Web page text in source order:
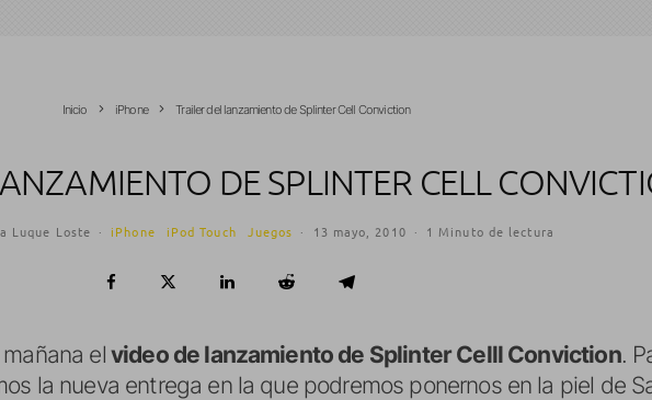
Inicio iPhone Trailer del lanzamiento de Splinter Cell Conviction
DE SPLINTER CELL
Luque Loste · iPhone iPod Touch Juegos · 13 mayo, 2010 · 1 Minuto de lectura
el video de lanzamiento de Splinter Celll Conviction.
la nueva entrega en la que podremos ponernos en la piel de